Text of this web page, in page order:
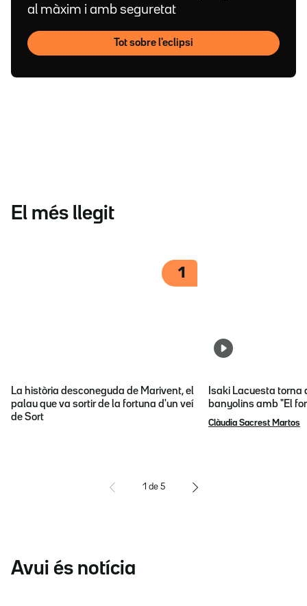
al màxim i amb seguretat
Tot sobre l'eclipsi
El més llegit
1
La història desconeguda de Marivent, el
palau que va sortir de la fortuna d'un veí
de Sort
Isaki Lacuesta torna
banyolins amb "El
Clàudia Sacrest Martos
1 de 5
Avui és notícia